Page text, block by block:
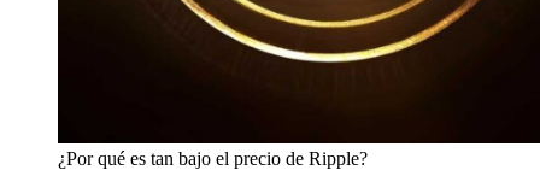
¿Por qué es tan bajo el precio de Ripple?